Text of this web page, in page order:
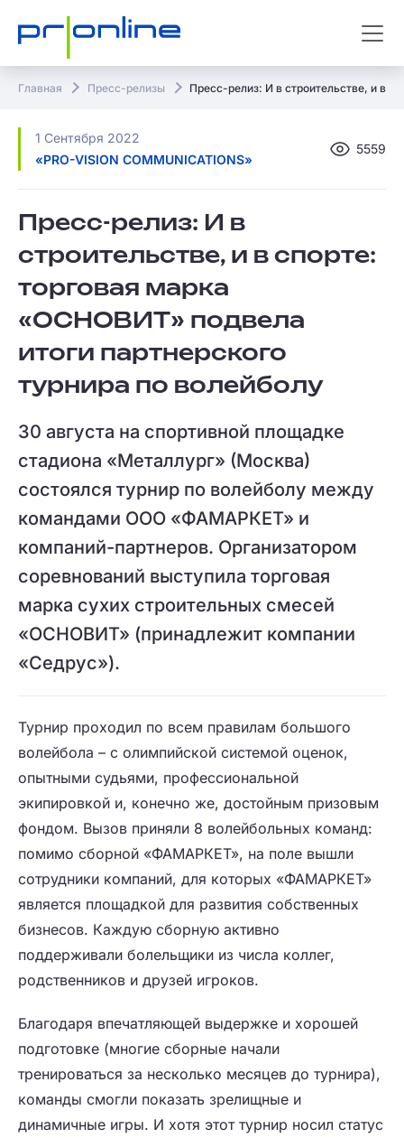
Главная Пресс-релизы Пресс-релиз: И в строительстве, и в
1 Сентября 2022
«PRO-VISION COMMUNICATIONS»
5559
Пресс-релиз: И в
строительстве, и в спорте:
торговая марка
«ОСНОВИТ» подвела
итоги партнерского
турнира по волейболу
30 августа на спортивной площадке
стадиона «Металлург» (Москва)
состоялся турнир по волейболу между
командами ООО «ФАМАРКЕТ» и
компаний-партнеров. Организатором
соревнований выступила торговая
марка сухих строительных смесей
«ОСНОВИТ» (принадлежит компании
«Седрус»).
Турнир проходил по всем правилам большого
волейбола – с олимпийской системой оценок,
опытными судьями, профессиональной
экипировкой и, конечно же, достойным призовым
фондом. Вызов приняли 8 волейбольных команд:
помимо сборной «ФАМАРКЕТ», на поле вышли
сотрудники компаний, для которых «ФАМАРКЕТ»
является площадкой для развития собственных
бизнесов. Каждую сборную активно
поддерживали болельщики из числа коллег,
родственников и друзей игроков.
Благодаря впечатляющей выдержке и хорошей
подготовке (многие сборные начали
тренироваться за несколько месяцев до турнира),
команды смогли показать зрелищные и
динамичные игры. И хотя этот турнир носил статус